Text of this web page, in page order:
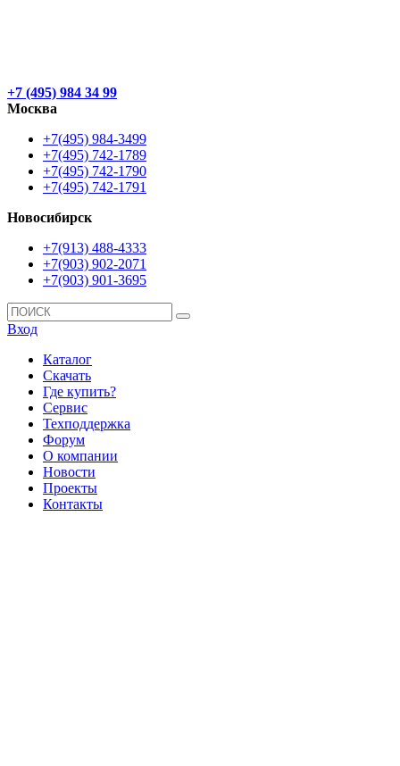
+7 (495) 984 34 99
Москва
+7(495) 984-3499
+7(495) 742-1789
+7(495) 742-1790
+7(495) 742-1791
Новосибирск
+7(913) 488-4333
+7(903) 902-2071
+7(903) 901-3695
Вход
Каталог
Скачать
Где купить?
Сервис
Техподдержка
Форум
О компании
Новости
Проекты
Контакты